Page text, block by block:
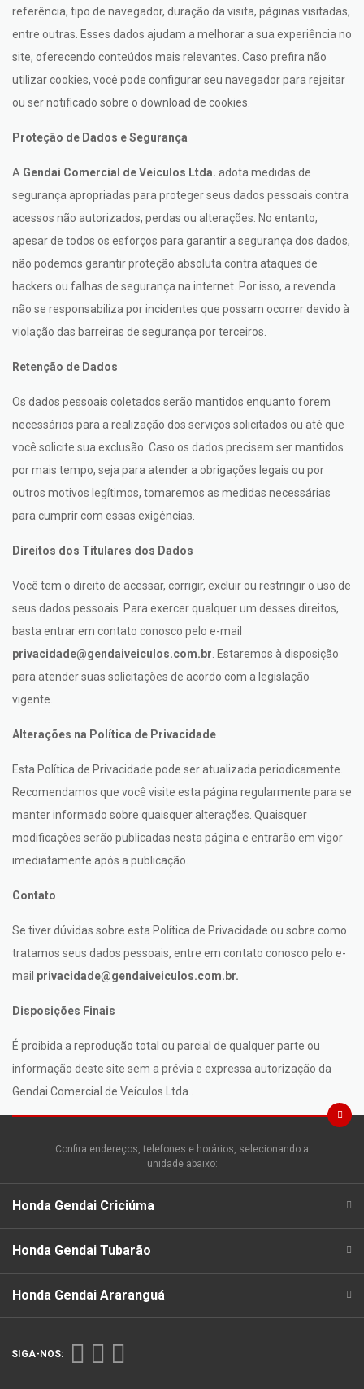
referência, tipo de navegador, duração da visita, páginas visitadas,
entre outras. Esses dados ajudam a melhorar a sua experiência no
site, oferecendo conteúdos mais relevantes. Caso prefira não
utilizar cookies, você pode configurar seu navegador para rejeitar
ou ser notificado sobre o download de cookies.
Proteção de Dados e Segurança
A Gendai Comercial de Veículos Ltda. adota medidas de
segurança apropriadas para proteger seus dados pessoais contra
acessos não autorizados, perdas ou alterações. No entanto,
apesar de todos os esforços para garantir a segurança dos dados,
não podemos garantir proteção absoluta contra ataques de
hackers ou falhas de segurança na internet. Por isso, a revenda
não se responsabiliza por incidentes que possam ocorrer devido à
violação das barreiras de segurança por terceiros.
Retenção de Dados
Os dados pessoais coletados serão mantidos enquanto forem
necessários para a realização dos serviços solicitados ou até que
você solicite sua exclusão. Caso os dados precisem ser mantidos
por mais tempo, seja para atender a obrigações legais ou por
outros motivos legítimos, tomaremos as medidas necessárias
para cumprir com essas exigências.
Direitos dos Titulares dos Dados
Você tem o direito de acessar, corrigir, excluir ou restringir o uso de
seus dados pessoais. Para exercer qualquer um desses direitos,
basta entrar em contato conosco pelo e-mail
privacidade@gendaiveiculos.com.br . Estaremos à disposição
para atender suas solicitações de acordo com a legislação
vigente.
Alterações na Política de Privacidade
Esta Política de Privacidade pode ser atualizada periodicamente.
Recomendamos que você visite esta página regularmente para se
manter informado sobre quaisquer alterações. Quaisquer
modificações serão publicadas nesta página e entrarão em vigor
imediatamente após a publicação.
Contato
Se tiver dúvidas sobre esta Política de Privacidade ou sobre como
tratamos seus dados pessoais, entre em contato conosco pelo e-
mail privacidade@gendaiveiculos.com.br.
Disposições Finais
É proibida a reprodução total ou parcial de qualquer parte ou
informação deste site sem a prévia e expressa autorização da
Gendai Comercial de Veículos Ltda..
Confira endereços, telefones e horários, selecionando a
unidade abaixo:
Honda Gendai Criciúma
Honda Gendai Tubarão
Honda Gendai Araranguá
SIGA-NOS: